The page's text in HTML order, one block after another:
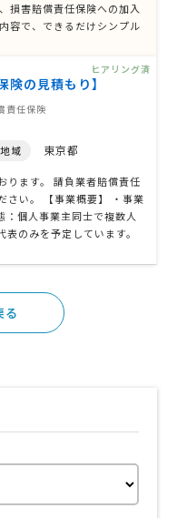
損害賠償責任保険への加入
容で、できるだけシンプル
険の見積もり】
責任保険
域 東京都
ります。 請負業者賠償責任
さい。 【事業概要】 ・事業
：個人事業主同士で複数人
のみを予定しています。
回収および搬出・積込作
ヒアリング済
る